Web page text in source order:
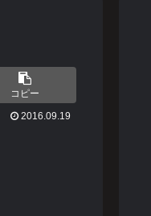
コピー
2016.09.19